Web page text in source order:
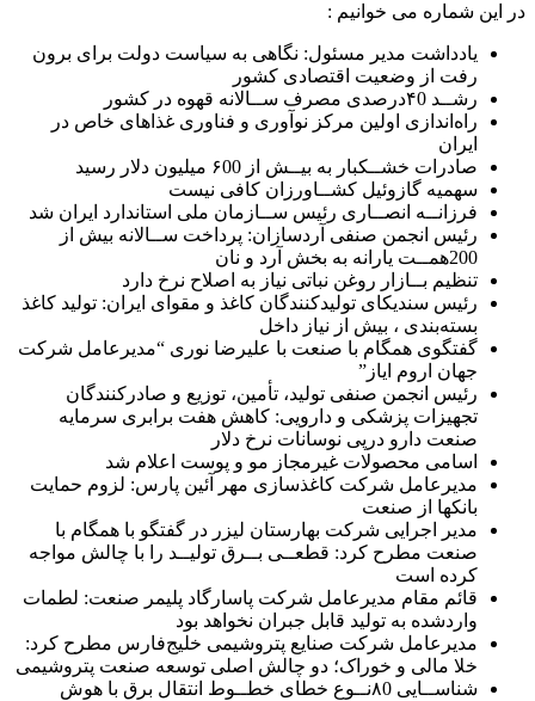
در این شماره می خوانیم :
یادداشت مدیر مسئول: نگاهی به سیاست دولت برای برون
رفت از وضعیت اقتصادی کشور
رشــد ۴0درصدی مصرف ســالانه قهوه در کشور
راه‌اندازی اولین مرکز نوآوری و فناوری غذاهای خاص در
ایران
صادرات خشــکبار به بیــش از ۶00 میلیون دلار رسید
سهمیه گازوئیل کشــاورزان کافی نیست
فرزانــه انصــاری رئیس ســازمان ملی استاندارد ایران شد
رئیس انجمن صنفی آردسازان: پرداخت ســالانه بیش از
200همــت یارانه به بخش آرد و نان
تنظیم بــازار روغن نباتی نیاز به اصلاح نرخ دارد
رئیس سندیکای تولیدکنندگان کاغذ و مقوای ایران: تولید کاغذ
بسته‌بندی ، بیش از نیاز داخل
گفتگوی همگام با صنعت با علیرضا نوری “مدیرعامل شرکت
جهان اروم ایاز”
رئیس انجمن صنفی تولید، تأمین، توزیع و صادرکنندگان
تجهیزات پزشکی و دارویی: کاهش هفت برابری سرمایه
صنعت دارو درپی نوسانات نرخ دلار
اسامی محصولات غیرمجاز مو و پوست اعلام شد
مدیرعامل شرکت کاغذسازی مهر آئین پارس: لزوم حمایت
بانکها از صنعت
مدیر اجرایی شرکت بهارستان لیزر در گفتگو با همگام با
صنعت مطرح کرد: قطعــی بــرق تولیــد را با چالش مواجه
کرده است
قائم مقام مدیرعامل شرکت پاسارگاد پلیمر صنعت: لطمات
واردشده به تولید قابل جبران نخواهد بود
مدیرعامل شرکت صنایع پتروشیمی خلیج‌فارس مطرح کرد:
خلا مالی و خوراک؛ دو چالش اصلی توسعه صنعت پتروشیمی
شناســایی ۸0نــوع خطای خطــوط انتقال برق با هوش